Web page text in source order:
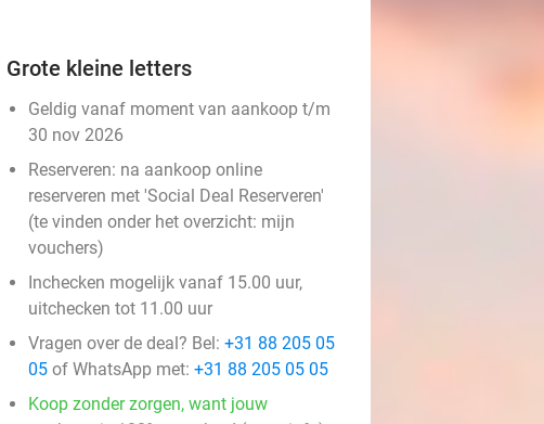
Grote kleine letters
Geldig vanaf moment van aankoop t/m
30 nov 2026
Reserveren: na aankoop online
reserveren met 'Social Deal Reserveren'
(te vinden onder het overzicht: mijn
vouchers)
Inchecken mogelijk vanaf 15.00 uur,
uitchecken tot 11.00 uur
Vragen over de deal? Bel: +31 88 205 05
05 of WhatsApp met: +31 88 205 05 05
Koop zonder zorgen, want jouw